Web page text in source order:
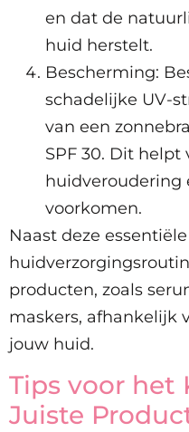
en dat de
huid herstelt.
Bescherming:
schadelijke UV-
van een
SPF 30. Dit
huidveroudering
voorkomen.
Naast deze
producten, zoals
maskers, afhankelijk
jouw huid.
Tips voor het
Juiste